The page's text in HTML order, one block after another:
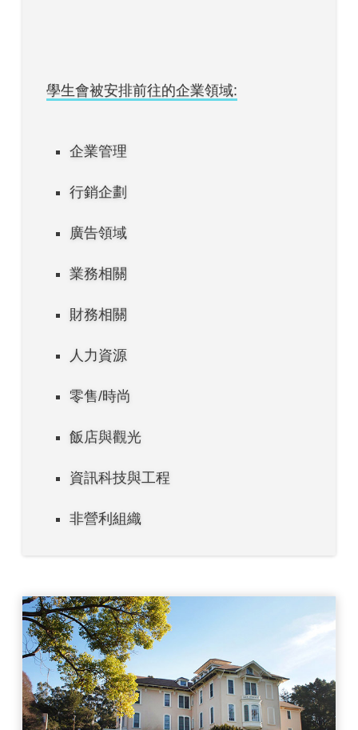
學生會被安排前往的企業領域:
企業管理
行銷企劃
廣告領域
業務相關
財務相關
人力資源
零售/時尚
飯店與觀光
資訊科技與工程
非營利組織